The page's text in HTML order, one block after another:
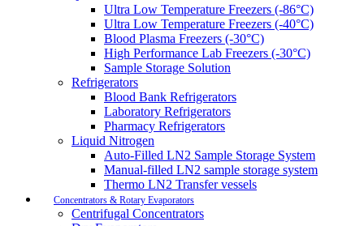
Ultra Low Temperature Freezers (-86°C)
Ultra Low Temperature Freezers (-40°C)
Blood Plasma Freezers (-30°C)
High Performance Lab Freezers (-30°C)
Sample Storage Solution
Refrigerators
Blood Bank Refrigerators
Laboratory Refrigerators
Pharmacy Refrigerators
Liquid Nitrogen
Auto-Filled LN2 Sample Storage System
Manual-filled LN2 sample storage system
Thermo LN2 Transfer vessels
Concentrators & Rotary Evaporators
Centrifugal Concentrators